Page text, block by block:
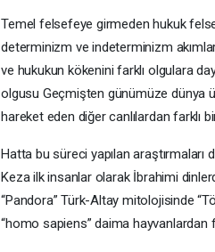
Temel felsefeye girmeden hukuk
determinizm ve indeterminizm
ve hukukun kökenini farklı olgulara
olgusu Geçmişten günümüze dünya
hareket eden diğer canlılardan farklı
Hatta bu süreci yapılan
Keza ilk insanlar olarak İbrahimi
“Pandora” Türk-Altay mitolojisinde
“homo sapiens” daima hayvanlardan